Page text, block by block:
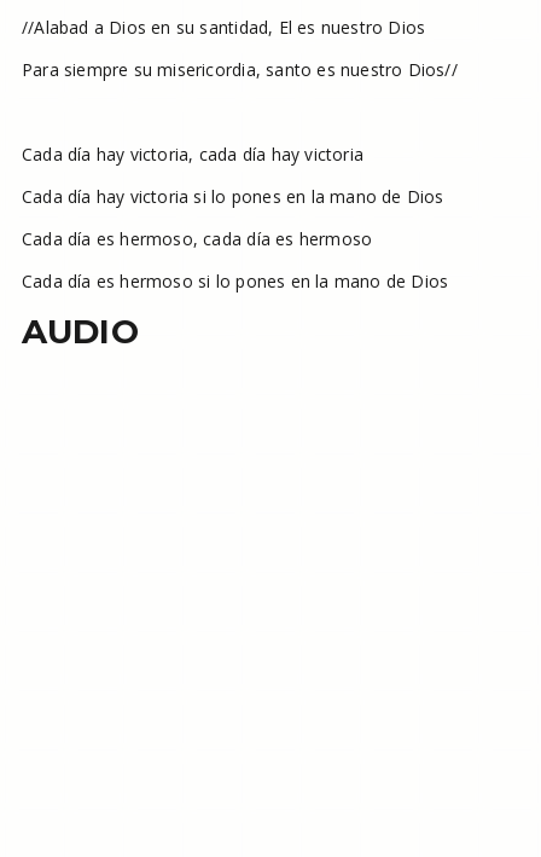
//Alabad a Dios en su santidad, El es nuestro Dios
Para siempre su misericordia, santo es nuestro Dios//
Cada día hay victoria, cada día hay victoria
Cada día hay victoria si lo pones en la mano de Dios
Cada día es hermoso, cada día es hermoso
Cada día es hermoso si lo pones en la mano de Dios
AUDIO